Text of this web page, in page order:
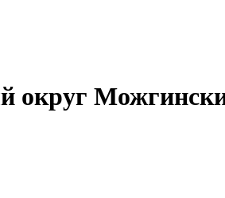
округ